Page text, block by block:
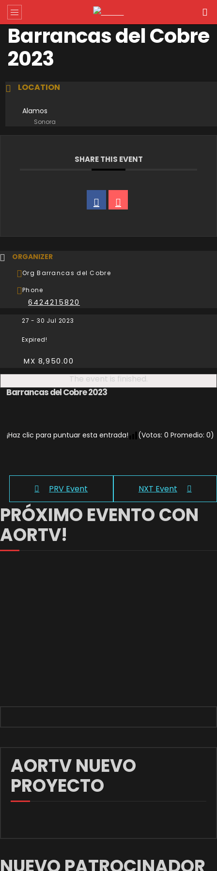
Barrancas del Cobre
2023
LOCATION
Alamos
Sonora
SHARE THIS EVENT
ORGANIZER
Org Barrancas del Cobre
Phone
6424215820
27 - 30 Jul 2023
Expired!
MX 8,950.00
The event is finished.
Barrancas del Cobre 2023
¡Haz clic para puntuar esta entrada! (Votos: 0 Promedio: 0)
PRV Event NXT Event
PRÓXIMO EVENTO CON
AORTV!
AORTV NUEVO
PROYECTO